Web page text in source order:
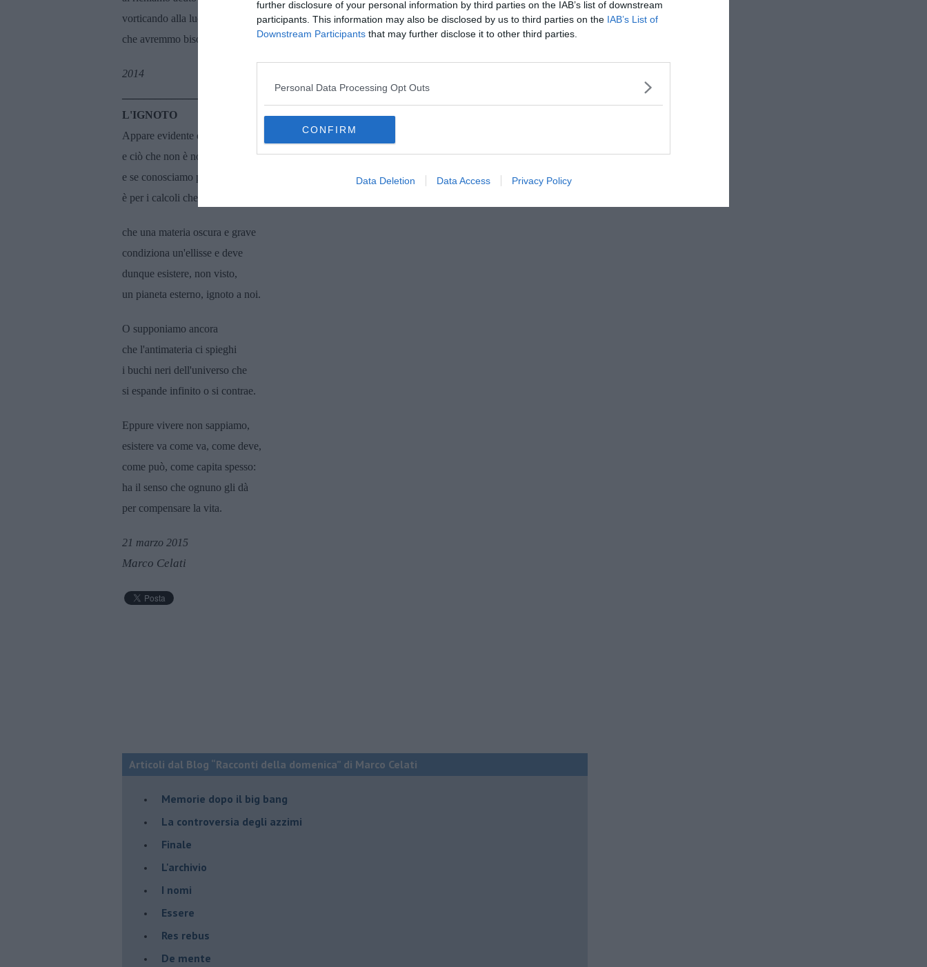
further disclosure of your personal information by third parties on the IAB’s list of downstream
participants. This information may also be disclosed by us to third parties on the IAB’s List of
Downstream Participants that may further disclose it to other third parties.
Personal Data Processing Opt Outs
CONFIRM
Data Deletion Data Access Privacy Policy
vorticando alla luce le falene, appare chiaro
che avremmo bisogno di tempo e di silenzio.
2014
L'IGNOTO
Appare evidente quello che è
e ciò che non è non sappiamo
e se conosciamo più del mondo
è per i calcoli che ci dicono
che una materia oscura e grave
condiziona un'ellisse e deve
dunque esistere, non visto,
un pianeta esterno, ignoto a noi.
O supponiamo ancora
che l'antimateria ci spieghi
i buchi neri dell'universo che
si espande infinito o si contrae.
Eppure vivere non sappiamo,
esistere va come va, come deve,
come può, come capita spesso:
ha il senso che ognuno gli dà
per compensare la vita.
21 marzo 2015
Marco Celati
Articoli dal Blog “Racconti della domenica” di Marco Celati
Memorie dopo il big bang
La controversia degli azzimi
Finale
L'archivio
I nomi
Essere
Res rebus
De mente